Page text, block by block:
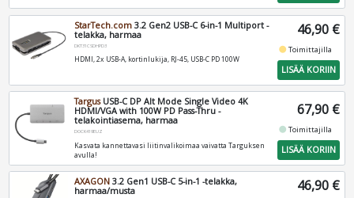
StarTech.com 3.2 Gen2 USB-C 6-in-1 Multiport -
telakka, harmaa
DKT31CSDHPD3
HDMI, 2x USB-A, kortinlukija, RJ-45, USB-C PD 100W
46,90 €
fiber_manual_recordToimittajilla
LISÄÄ KORIIN
TargusUSB-C DP Alt Mode Single Video 4K
HDMI/VGA with 100W PD Pass-Thru -
telakointiasema, harmaa
DOCK419EUZ
Kasvata kannettavasi liitinvalikoimaa vaivatta Targuksen
avulla!
67,90 €
fiber_manual_recordToimittajilla
LISÄÄ KORIIN
AXAGON 3.2 Gen1 USB-C 5-in-1 -telakka,
harmaa/musta
46,90 €